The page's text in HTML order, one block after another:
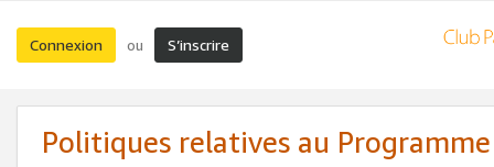
Connexion ou S’inscrire
Politiques relatives au